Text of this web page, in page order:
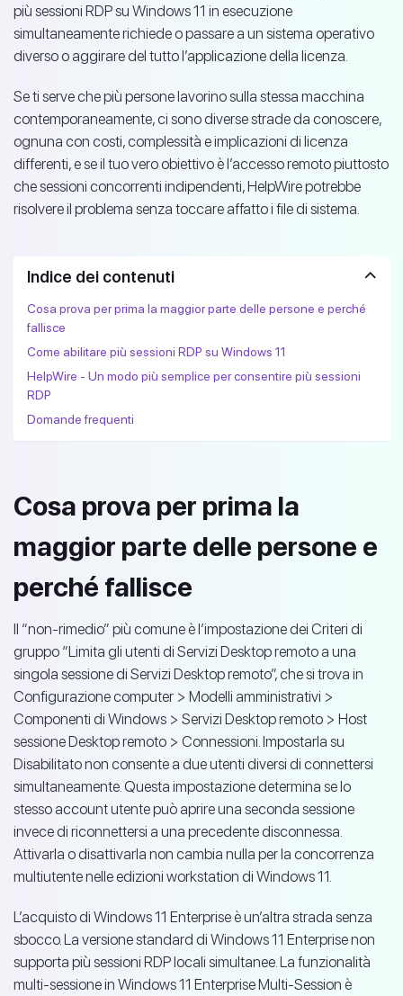
più sessioni RDP su Windows 11 in esecuzione
simultaneamente richiede o passare a un sistema operativo
diverso o aggirare del tutto l’applicazione della licenza.
Se ti serve che più persone lavorino sulla stessa macchina
contemporaneamente, ci sono diverse strade da conoscere,
ognuna con costi, complessità e implicazioni di licenza
differenti, e se il tuo vero obiettivo è l’accesso remoto piuttosto
che sessioni concorrenti indipendenti, HelpWire potrebbe
risolvere il problema senza toccare affatto i file di sistema.
Indice dei contenuti
Cosa prova per prima la maggior parte delle persone e perché
fallisce
Come abilitare più sessioni RDP su Windows 11
HelpWire - Un modo più semplice per consentire più sessioni
RDP
Domande frequenti
Cosa prova per prima la
maggior parte delle persone e
perché fallisce
Il “non-rimedio” più comune è l’impostazione dei Criteri di
gruppo “Limita gli utenti di Servizi Desktop remoto a una
singola sessione di Servizi Desktop remoto”, che si trova in
Configurazione computer > Modelli amministrativi >
Componenti di Windows > Servizi Desktop remoto > Host
sessione Desktop remoto > Connessioni. Impostarla su
Disabilitato non consente a due utenti diversi di connettersi
simultaneamente. Questa impostazione determina se lo
stesso account utente può aprire una seconda sessione
invece di riconnettersi a una precedente disconnessa.
Attivarla o disattivarla non cambia nulla per la concorrenza
multiutente nelle edizioni workstation di Windows 11.
L’acquisto di Windows 11 Enterprise è un’altra strada senza
sbocco. La versione standard di Windows 11 Enterprise non
supporta più sessioni RDP locali simultanee. La funzionalità
multi-sessione in Windows 11 Enterprise Multi-Session è